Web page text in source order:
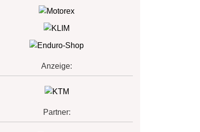
Anzeige:
Partner: